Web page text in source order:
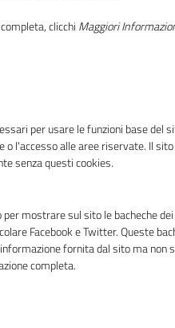
sistema
nuovo
Europa
clicchi Maggiori
per usare le funzioni base del
o l'accesso alle aree riservate. Il
senza questi cookies.
mostrare sul sito le bacheche
Facebook e Twitter. Queste
fornita dal sito ma non
completa.